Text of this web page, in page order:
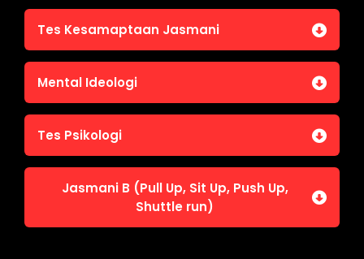
Bahasa Indonesia
Penalaran Numerik
Pengetahuan Umum (termasuk UU Kepolisian)
Tes Wawasan Kebangsaan
Tes Kesamaptaan Jasmani
Jasmani A (Lari 12 menit)
Mental Ideologi
Mental Ideologi
Tes Psikologi
Tes Kecerdasan
Tes Kecermatan
Tes Kepribadian
Jasmani B (Pull Up, Sit Up, Push Up,
Shuttle run)